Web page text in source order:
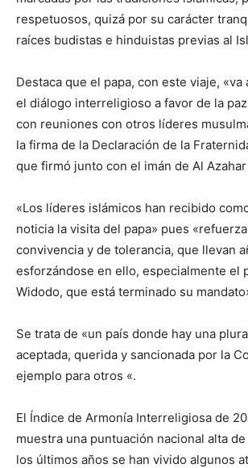
respetuosos, quizá por su carácter
raíces budistas e hinduistas previas al
Destaca que el papa, con este viaje,
el diálogo interreligioso a favor de la
con reuniones con otros líderes
la firma de la Declaración de la
que firmó junto con el imán de Al
«Los líderes islámicos han recibido
noticia la visita del papa» pues
convivencia y de tolerancia, que llevan
esforzándose en ello, especialmente el
Widodo, que está terminado su
Se trata de «un país donde hay una
aceptada, querida y sancionada por la
ejemplo para otros «.
El Índice de Armonía Interreligiosa de
muestra una puntuación nacional alta
los últimos años se han vivido algunos